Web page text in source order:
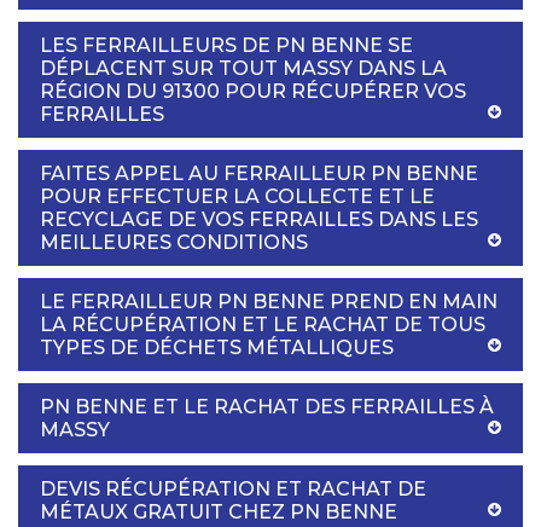
LES FERRAILLEURS DE PN BENNE SE
DÉPLACENT SUR TOUT MASSY DANS LA
RÉGION DU 91300 POUR RÉCUPÉRER VOS
FERRAILLES
FAITES APPEL AU FERRAILLEUR PN BENNE
POUR EFFECTUER LA COLLECTE ET LE
RECYCLAGE DE VOS FERRAILLES DANS LES
MEILLEURES CONDITIONS
LE FERRAILLEUR PN BENNE PREND EN MAIN
LA RÉCUPÉRATION ET LE RACHAT DE TOUS
TYPES DE DÉCHETS MÉTALLIQUES
PN BENNE ET LE RACHAT DES FERRAILLES À
MASSY
DEVIS RÉCUPÉRATION ET RACHAT DE
MÉTAUX GRATUIT CHEZ PN BENNE